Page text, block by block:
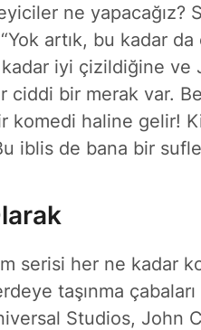
ne yapacağız?
artık, bu kadar
iyi çizildiğine ve
ciddi bir merak var.
komedi haline gelir!
iblis de bana bir sufle
serisi her ne kadar
taşınma
Studios, John